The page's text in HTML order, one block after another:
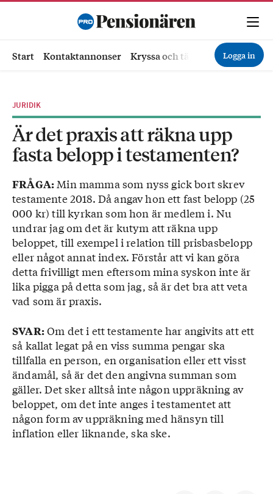
Start Kontaktannonser Kryssa och tävla Ekonomi
Logga in
JURIDIK
Är det praxis att räkna upp
fasta belopp i testamenten?
FRÅGA:Min mamma som nyss gick bort skrev
testamente 2018. Då angav hon ett fast belopp (25
000 kr) till kyrkan som hon är medlem i. Nu
undrar jag om det är kutym att räkna upp
beloppet, till exempel i relation till prisbasbelopp
eller något annat index. Förstår att vi kan göra
detta frivilligt men eftersom mina syskon inte är
lika pigga på detta som jag, så är det bra att veta
vad som är praxis.
SVAR:Om det i ett testamente har angivits att ett
så kallat legat på en viss summa pengar ska
tillfalla en person, en organisation eller ett visst
ändamål, så är det den angivna summan som
gäller. Det sker alltså inte någon uppräkning av
beloppet, om det inte anges i testamentet att
någon form av uppräkning med hänsyn till
inflation eller liknande, ska ske.